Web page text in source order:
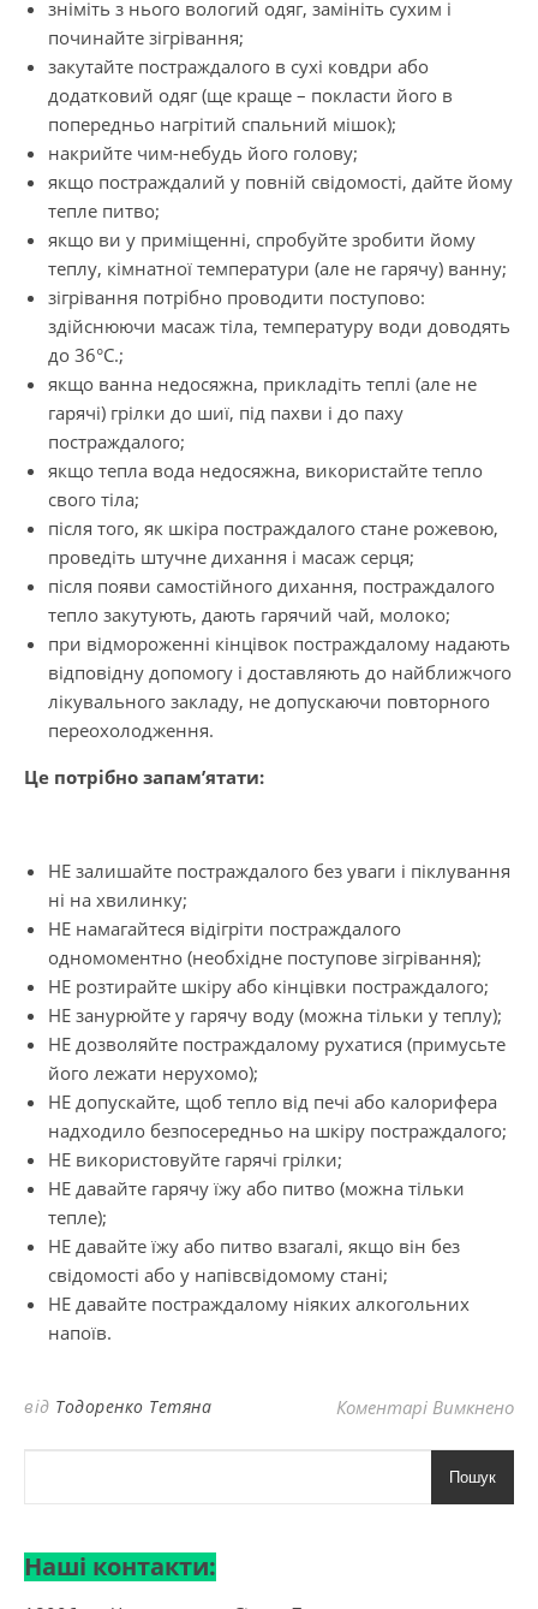
зніміть з нього вологий одяг, замініть сухим і
починайте зігрівання;
закутайте постраждалого в сухі ковдри або
додатковий одяг (ще краще – покласти його в
попередньо нагрітий спальний мішок);
накрийте чим-небудь його голову;
якщо постраждалий у повній свідомості, дайте йому
тепле питво;
якщо ви у приміщенні, спробуйте зробити йому
теплу, кімнатної температури (але не гарячу) ванну;
зігрівання потрібно проводити поступово:
здійснюю­чи масаж тіла, температуру води доводять
до 36°С.;
якщо ванна недосяжна, прикладіть теплі (але не
гарячі) грілки до шиї, під пахви і до паху
постраждалого;
якщо тепла вода недосяжна, використайте тепло
свого тіла;
після того, як шкіра постраждалого стане рожевою,
проведіть штучне дихання і масаж серця;
після появи самостійного дихання, постраждалого
тепло закутують, дають гарячий чай, молоко;
при відмороженні кінцівок постраждалому надають
відповідну допомогу і доставляють до найближчого
лікувального закладу, не допускаючи повторного
переохолодження.
Це потрібно запам’ятати:
НЕ залишайте постраждалого без уваги і піклування
ні на хвилинку;
НЕ намагайтеся відігріти постраждалого
одномоментно (необхідне поступове зігрівання);
НЕ розтирайте шкіру або кінцівки постраждалого;
НЕ занурюйте у гарячу воду (можна тільки у теплу);
НЕ дозволяйте постраждалому рухатися (примусьте
його лежати нерухомо);
НЕ допускайте, щоб тепло від печі або калорифера
надходило безпосередньо на шкіру постраждалого;
НЕ використовуйте гарячі грілки;
НЕ давайте гарячу їжу або питво (можна тільки
тепле);
НЕ давайте їжу або питво взагалі, якщо він без
свідомості або у напівсвідомому стані;
НЕ давайте постраждалому ніяких алкогольних
напоїв.
від Тодоренко Тетяна Коментарі Вимкненодо
Пошук
Наші контакти: